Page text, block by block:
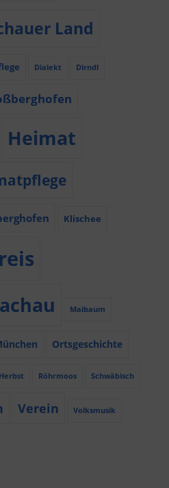
Land
Dialekt Dirndl
Heimat
Klischee
Maibaum
Ortsgeschichte
Röhrmoos Schwäbisch
Verein Volksmusik